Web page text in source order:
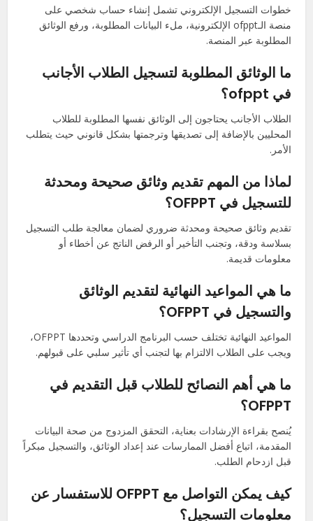
خطوات التسجيل الإلكتروني تشمل إنشاء حساب شخصي على
منصة الـofppt الإلكترونية، ملء البيانات المطلوبة، ورفع الوثائق
المطلوبة عبر المنصة.
ما الوثائق المطلوبة لتسجيل الطلاب الأجانب
في ofppt؟
الطلاب الأجانب يحتاجون إلى الوثائق نفسها المطلوبة للطلاب
المحليين بالإضافة إلى تصديقها وترجمتها بشكل قانوني حيث يتطلب
الأمر.
لماذا من المهم تقديم وثائق صحيحة ومحدثة
للتسجيل في OFPPT؟
تقديم وثائق صحيحة ومحدثة ضروري لضمان معالجة طلب التسجيل
بسلاسة ودقة، وتجنب التأخير أو الرفض الناتج عن أخطاء أو
معلومات قديمة.
ما هي المواعيد النهائية لتقديم الوثائق
والتسجيل في OFPPT؟
المواعيد النهائية تختلف حسب البرنامج الدراسي وتحددها OFPPT،
ويجب على الطلاب الالتزام بها لتجنب أي تأثير سلبي على قبولهم.
ما هي أهم النصائح للطلاب قبل التقديم في
OFPPT؟
يُنصح بقراءة الإرشادات بعناية، التحقق المزدوج من صحة البيانات
المقدمة، اتباع أفضل الممارسات عند إعداد الوثائق، والتسجيل مبكراً
قبل ازدحام الطلب.
كيف يمكن التواصل مع OFPPT للاستفسار عن
معلومات التسجيل؟